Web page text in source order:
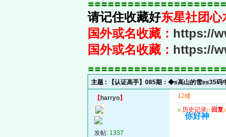
〓〓〓〓〓〓〓〓〓〓〓〓〓〓〓〓〓〓〓〓
请记住收藏好东星社团心
国外或名收藏： https://
国外或名收藏： https://
〓〓〓〓〓〓〓〓〓〓〓〓〓〓〓〓〓〓〓〓
主题 : 【认证高手】085期：◆≤高山的雪≥≤35
【 harryo】
发帖: 1337
12楼
u 历史记录u 回复u
你好神